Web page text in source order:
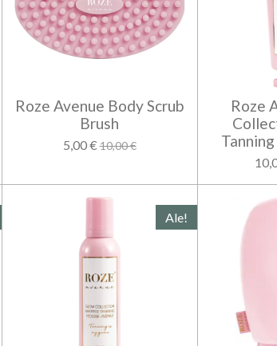
Roze Avenue Body Scrub
Brush
5,00 € 10,00 €
Roze
Ale!